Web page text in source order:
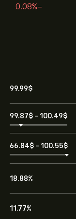
-0.08%
99.99‎$‎
99.87‎$‎ - 100.49‎$‎
66.84‎$‎ - 100.55‎$‎
18.88%
11.77%